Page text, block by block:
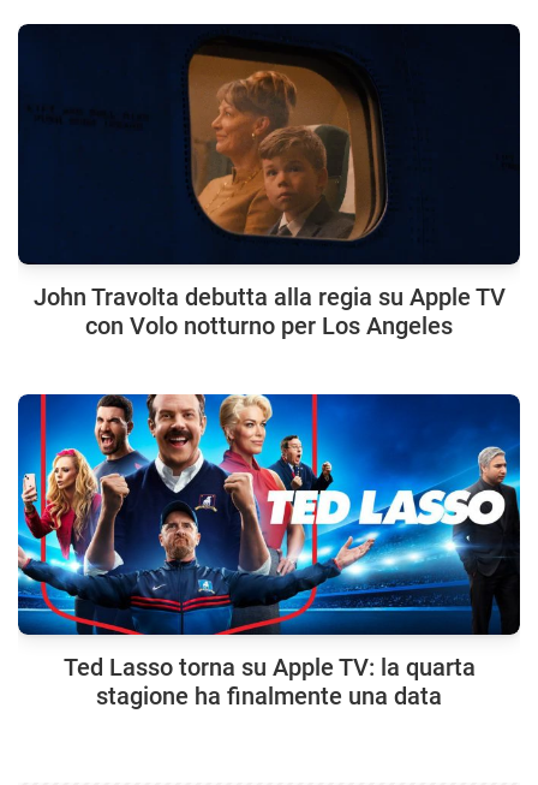
John Travolta debutta alla regia su Apple TV
con Volo notturno per Los Angeles
Ted Lasso torna su Apple TV: la quarta
stagione ha finalmente una data